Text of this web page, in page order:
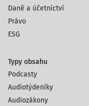
Daně a účetnictví
Právo
ESG
Typy obsahu
Podcasty
Audiotýdeníky
Audiozákony